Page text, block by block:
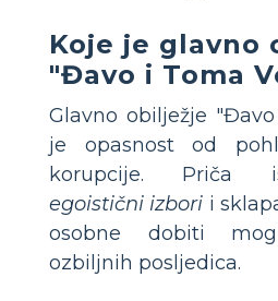
Koje je glavno
"Đavo i Toma
Glavno obilježje
je opasnost od
korupcije. Priča
egoistični izbori i
osobne dobiti
ozbiljnih posljedica.